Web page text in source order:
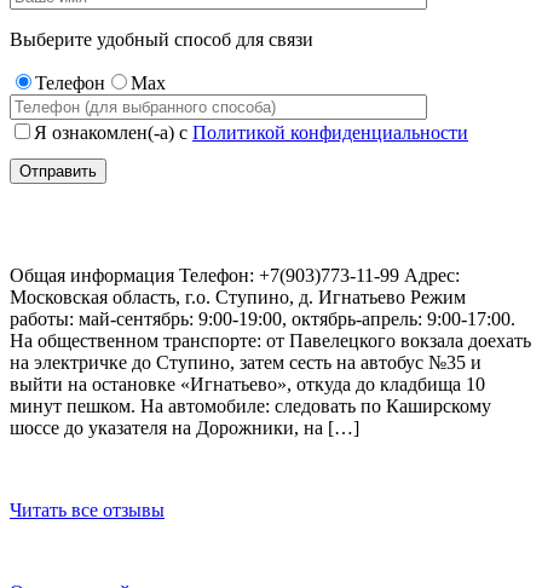
Выберите удобный способ для связи
Телефон Max
Я ознакомлен(-а) с Политикой конфиденциальности
Общая информация Телефон: +7(903)773-11-99 Адрес:
Московская область, г.о. Ступино, д. Игнатьево Режим
работы: май-сентябрь: 9:00-19:00, октябрь-апрель: 9:00-17:00.
На общественном транспорте: от Павелецкого вокзала доехать
на электричке до Ступино, затем сесть на автобус №35 и
выйти на остановке «Игнатьево», откуда до кладбища 10
минут пешком. На автомобиле: следовать по Каширскому
шоссе до указателя на Дорожники, на […]
Читать все отзывы